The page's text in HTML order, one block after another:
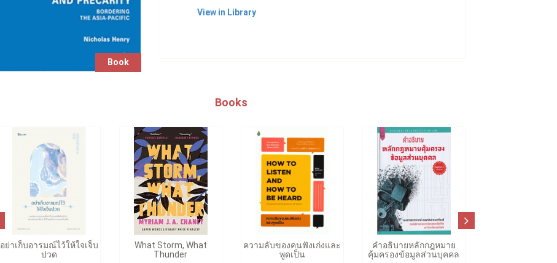
Book
View in Library
Books
อย่าเก็บอารมณ์ไว้ให้ใจเจ็บ
ปวด
What Storm, What
Thunder
ความลับของคนฟังเก่งและ
พูดเป็น
คำอธิบายหลักกฎหมาย
คุ้มครองข้อมูลส่วนบุคคล